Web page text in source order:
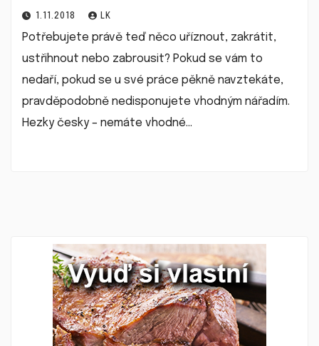
1.11.2018 LK
Potřebujete právě teď něco uříznout, zakrátit,
ustřihnout nebo zabrousit? Pokud se vám to
nedaří, pokud se u své práce pěkně navztekáte,
pravděpodobně nedisponujete vhodným nářadím.
Hezky česky – nemáte vhodné…